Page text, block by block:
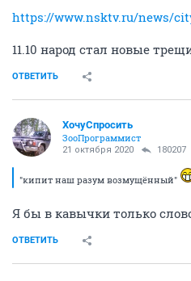
11.10 народ стал новые
ОТВЕТИТЬ
ХочуСпросить
ЗооПрограммист
21 октября 2020 180207
"кипит наш разум возмущённый"
Я бы в кавычки только
ОТВЕТИТЬ